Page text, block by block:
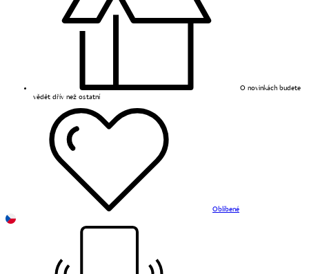
O novinkách budete
vědět dřív než ostatní
Oblíbené